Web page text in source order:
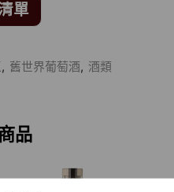
單
, 舊世界葡萄酒, 酒類
品